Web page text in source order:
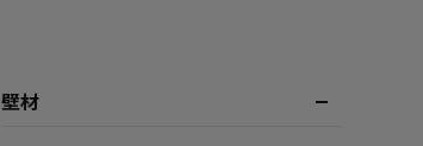
壁材